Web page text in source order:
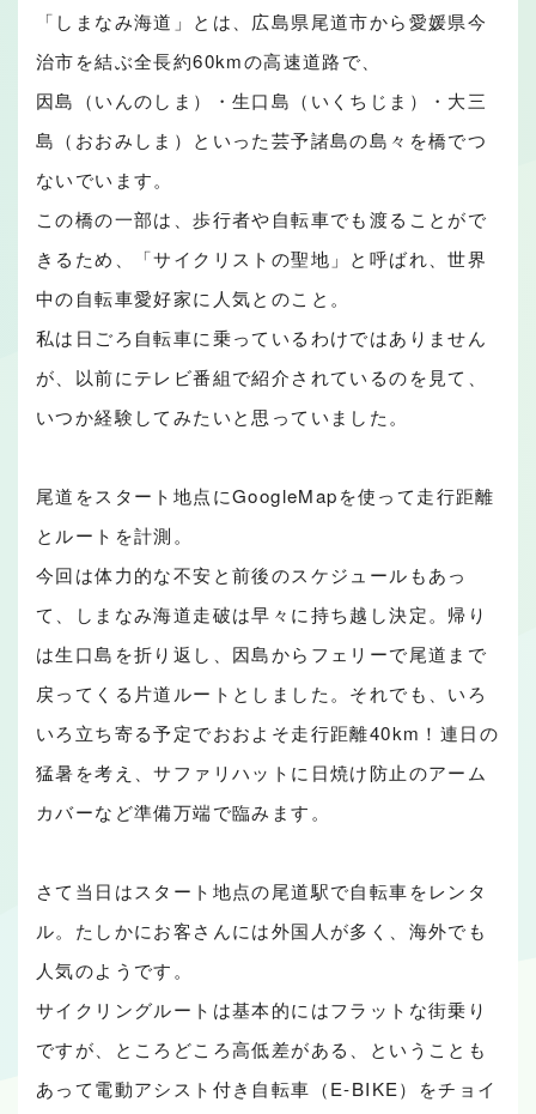
「しまなみ海道」とは、広島県尾道市から愛媛県今
治市を結ぶ全長約60kmの高速道路で、
因島（いんのしま）・生口島（いくちじま）・大三
島（おおみしま）といった芸予諸島の島々を橋でつ
ないでいます。
この橋の一部は、歩行者や自転車でも渡ることがで
きるため、「サイクリストの聖地」と呼ばれ、世界
中の自転車愛好家に人気とのこと。
私は日ごろ自転車に乗っているわけではありません
が、以前にテレビ番組で紹介されているのを見て、
いつか経験してみたいと思っていました。
尾道をスタート地点にGoogleMapを使って走行距離
とルートを計測。
今回は体力的な不安と前後のスケジュールもあっ
て、しまなみ海道走破は早々に持ち越し決定。帰り
は生口島を折り返し、因島からフェリーで尾道まで
戻ってくる片道ルートとしました。それでも、いろ
いろ立ち寄る予定でおおよそ走行距離40km！連日の
猛暑を考え、サファリハットに日焼け防止のアーム
カバーなど準備万端で臨みます。
さて当日はスタート地点の尾道駅で自転車をレンタ
ル。たしかにお客さんには外国人が多く、海外でも
人気のようです。
サイクリングルートは基本的にはフラットな街乗り
ですが、ところどころ高低差がある、ということも
あって電動アシスト付き自転車（E-BIKE）をチョイ